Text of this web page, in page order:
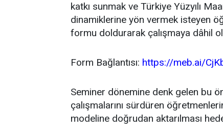
katkı sunmak ve Türkiye Yüzyılı
dinamiklerine yön vermek isteyen
formu doldurarak çalışmaya dâhil
Form Bağlantısı: https://meb.ai/
Seminer dönemine denk gelen bu
çalışmalarını sürdüren
modeline doğrudan aktarılması